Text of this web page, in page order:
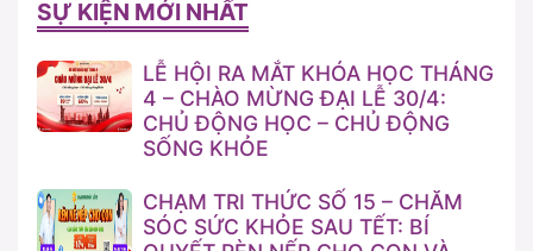
SỰ KIỆN MỚI NHẤT
LỄ HỘI RA MẮT KHÓA HỌC THÁNG
4 – CHÀO MỪNG ĐẠI LỄ 30/4:
CHỦ ĐỘNG HỌC – CHỦ ĐỘNG
SỐNG KHỎE
CHẠM TRI THỨC SỐ 15 – CHĂM
SÓC SỨC KHỎE SAU TẾT: BÍ